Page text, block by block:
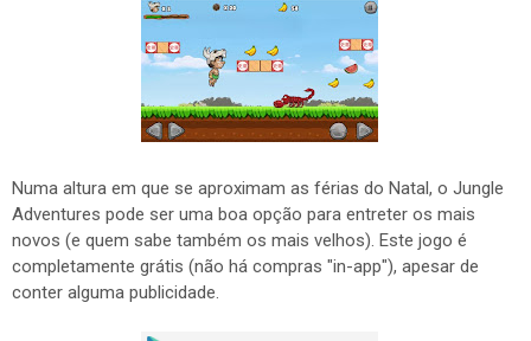
Numa altura em que se aproximam as férias do Natal, o Jungle
Adventures pode ser uma boa opção para entreter os mais
novos (e quem sabe também os mais velhos). Este jogo é
completamente grátis (não há compras "in-app"), apesar de
conter alguma publicidade.